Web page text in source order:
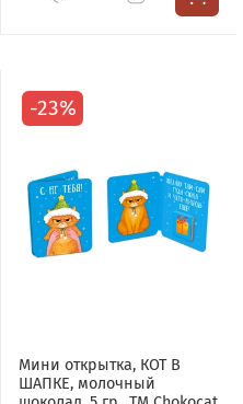
-23%
Мини открытка, КОТ В
ШАПКЕ, молочный